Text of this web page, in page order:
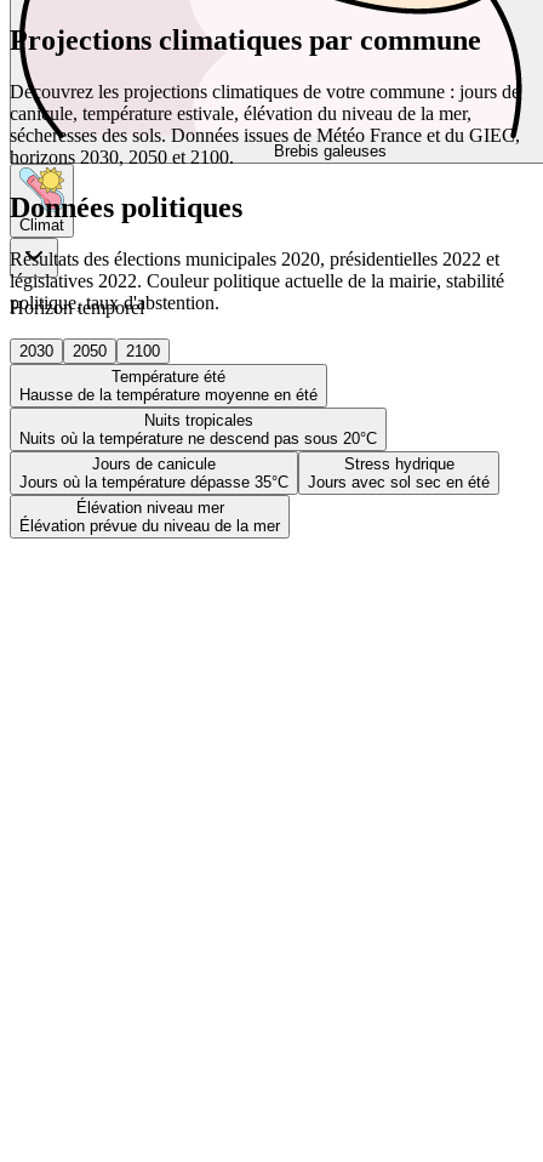
Brebis galeuses
Climat
Horizon temporel
2030 2050
2100
Température été
Hausse de la température moyenne en été
Nuits tropicales
Nuits où la température ne descend pas sous 20°C
Jours de canicule
Jours où la température dépasse 35°C
Stress hydrique
Jours avec sol sec en été
Élévation niveau mer
Élévation prévue du niveau de la mer
Projections climatiques par commune
Découvrez les projections climatiques de votre commune : jours de
canicule, température estivale, élévation du niveau de la mer,
sécheresses des sols. Données issues de Météo France et du GIEC,
horizons 2030, 2050 et 2100.
Données politiques
Résultats des élections municipales 2020, présidentielles 2022 et
législatives 2022. Couleur politique actuelle de la mairie, stabilité
politique, taux d'abstention.